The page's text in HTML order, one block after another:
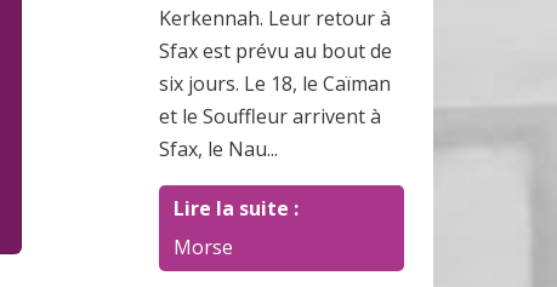
Kerkennah. Leur retour à
Sfax est prévu au bout de
six jours. Le 18, le Caïman
et le Souffleur arrivent à
Sfax, le Nau...
Lire la suite :
Morse